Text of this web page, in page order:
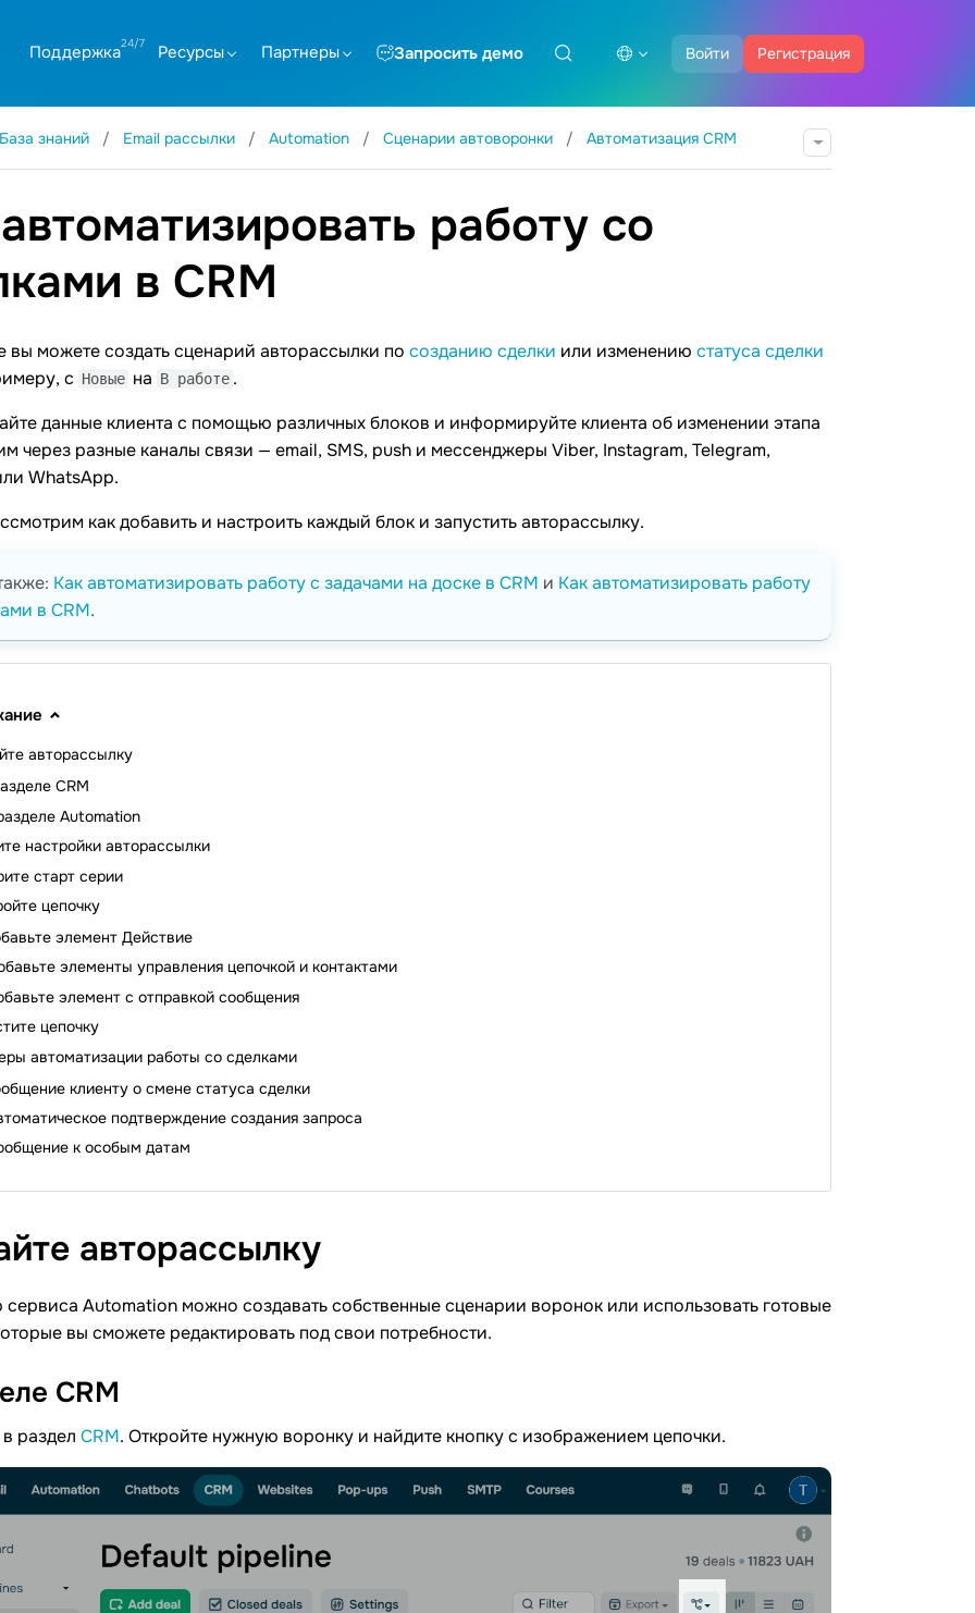
Войти Регистрация
Поддержка Ресурсы Партнеры Запросить демо
База знаний Email рассылки Automation Сценарии автоворонки Автоматизация CRM
работу со
в CRM
вы можете создать сценарий авторассылки по созданию сделки или изменению статуса сделки
с Новые на В работе .
данные клиента с помощью различных блоков и информируйте клиента об изменении этапа
через разные каналы связи — email, SMS, push и мессенджеры Viber, Instagram, Telegram,
WhatsApp.
как добавить и настроить каждый блок и запустить авторассылку.
Как автоматизировать работу с задачами на доске в CRM и Как автоматизировать работу
в CRM.
авторассылку
CRM
Automation
настройки авторассылки
старт серии
цепочку
элемент Действие
элементы управления цепочкой и контактами
элемент с отправкой сообщения
цепочку
автоматизации работы со сделками
клиенту о смене статуса сделки
подтверждение создания запроса
к особым датам
авторассылку
Automation можно создавать собственные сценарии воронок или использовать готовые
вы сможете редактировать под свои потребности.
CRM
раздел CRM. Откройте нужную воронку и найдите кнопку с изображением цепочки.